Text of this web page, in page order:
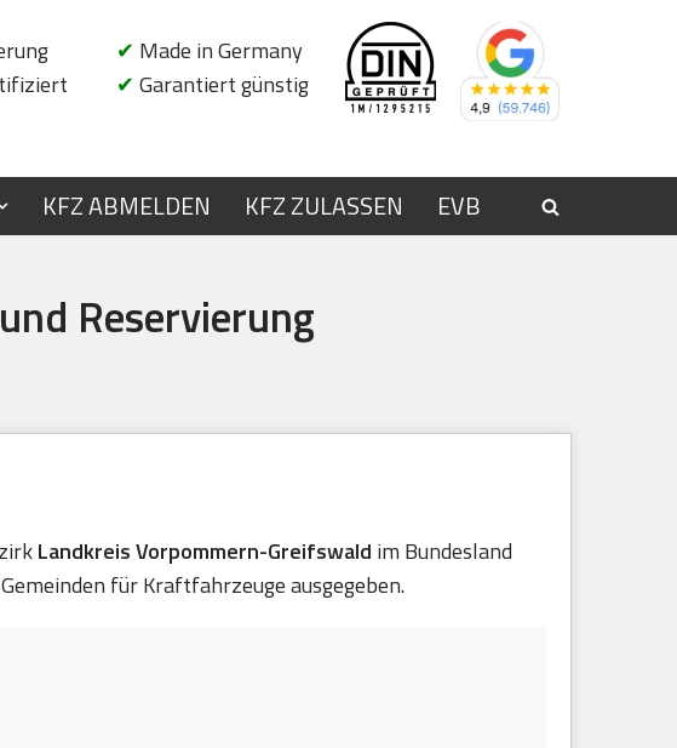
✔ Made in Germany
✔ Garantiert günstig
KFZ ABMELDEN KFZ ZULASSEN EVB
Reservierung
Landkreis Vorpommern-Greifswald im Bundesland
für Kraftfahrzeuge ausgegeben.